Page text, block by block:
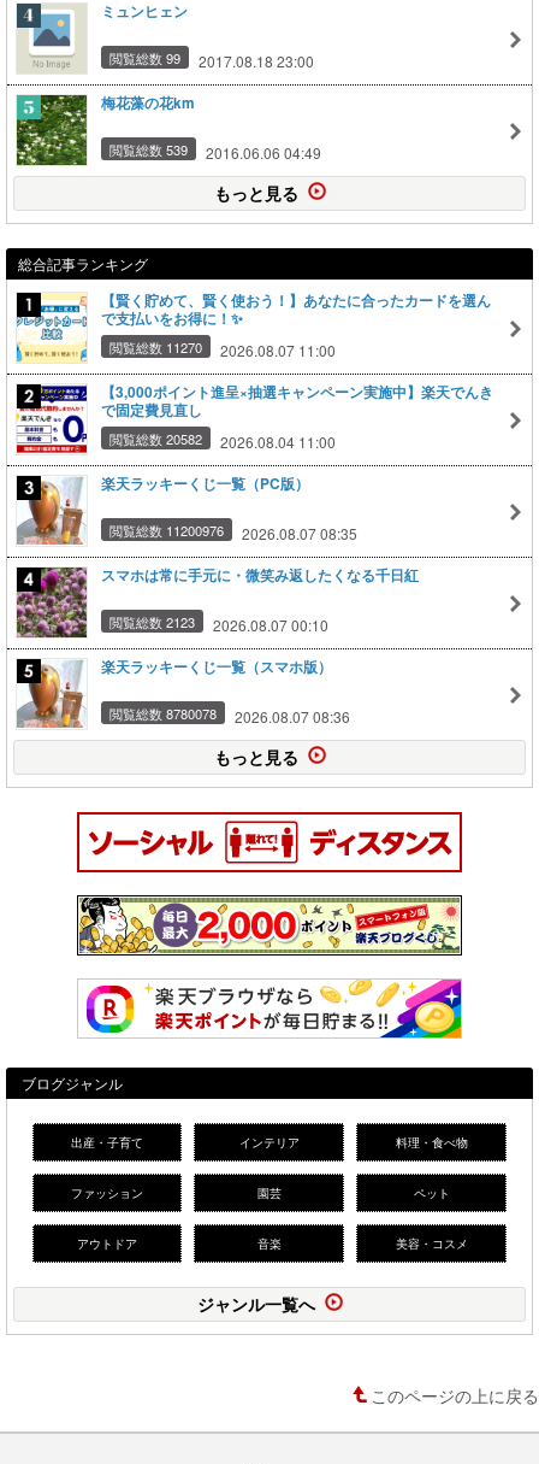
ミュンヒェン
閲覧総数 99 2017.08.18 23:00
梅花藻の花km
閲覧総数 539 2016.06.06 04:49
もっと見る
総合記事ランキング
【賢く貯めて、賢く使おう！】あなたに合ったカードを選ん
で支払いをお得に！✨
閲覧総数 11270 2026.08.07 11:00
【3,000ポイント進呈×抽選キャンペーン実施中】楽天でんき
で固定費見直し
閲覧総数 20582 2026.08.04 11:00
楽天ラッキーくじ一覧（PC版）
閲覧総数 11200976 2026.08.07 08:35
スマホは常に手元に・微笑み返したくなる千日紅
閲覧総数 2123 2026.08.07 00:10
楽天ラッキーくじ一覧（スマホ版）
閲覧総数 8780078 2026.08.07 08:36
もっと見る
ブログジャンル
出産・子育て インテリア 料理・食べ物
ファッション 園芸 ペット
アウトドア 音楽 美容・コスメ
ジャンル一覧へ
このページの上に戻る